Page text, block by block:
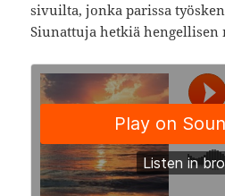
sivuilta, jonka parissa
Siunattuja hetkiä hengellisen